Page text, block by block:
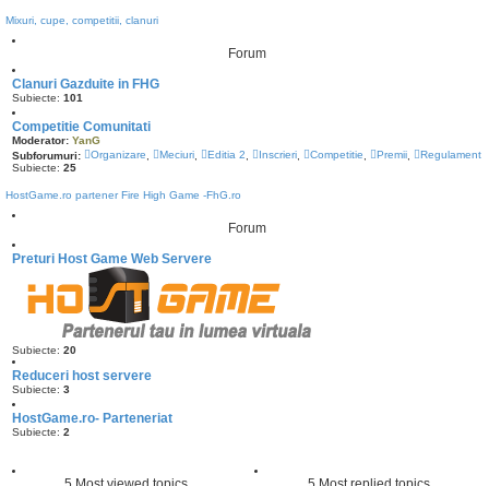
Mixuri, cupe, competitii, clanuri
Forum
Clanuri Gazduite in FHG
Subiecte: 101
Competitie Comunitati
Moderator: YanG
Subforumuri:
Organizare Meciuri Editia 2 Inscrieri Competitie Premii
Regulament
Subiecte: 25
HostGame.ro partener Fire High Game -FhG.ro
Forum
Preturi Host Game Web Servere
Subiecte: 20
Reduceri host servere
Subiecte: 3
HostGame.ro- Parteneriat
Subiecte: 2